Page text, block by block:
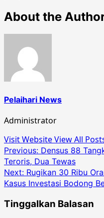
About the
Pelaihari News
Administrator
Visit WebsiteView All
Post
navigation
Previous: Densus 88
Teroris, Dua Tewas
Next: Rugikan 30 Ribu
Kasus Investasi Bodong
Tinggalkan Balasan